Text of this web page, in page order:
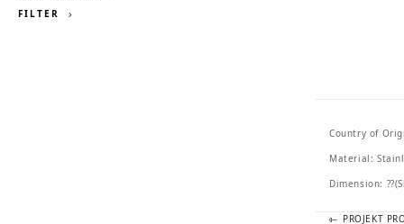
FILTER
Country of
Material:
Dimension:
Previous
PROJEKT